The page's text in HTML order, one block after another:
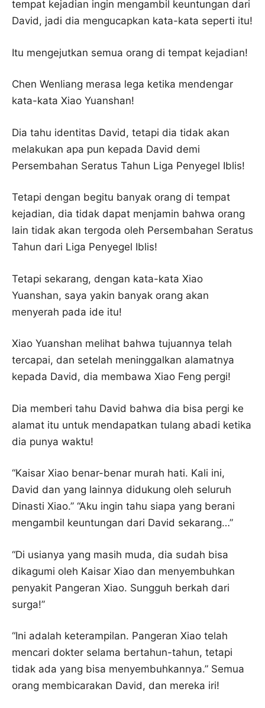
tempat kejadian ingin mengambil keuntungan dari
David, jadi dia mengucapkan kata-kata seperti itu!
Itu mengejutkan semua orang di tempat kejadian!
Chen Wenliang merasa lega ketika mendengar
kata-kata Xiao Yuanshan!
Dia tahu identitas David, tetapi dia tidak akan
melakukan apa pun kepada David demi
Persembahan Seratus Tahun Liga Penyegel Iblis!
Tetapi dengan begitu banyak orang di tempat
kejadian, dia tidak dapat menjamin bahwa orang
lain tidak akan tergoda oleh Persembahan Seratus
Tahun dari Liga Penyegel Iblis!
Tetapi sekarang, dengan kata-kata Xiao
Yuanshan, saya yakin banyak orang akan
menyerah pada ide itu!
Xiao Yuanshan melihat bahwa tujuannya telah
tercapai, dan setelah meninggalkan alamatnya
kepada David, dia membawa Xiao Feng pergi!
Dia memberi tahu David bahwa dia bisa pergi ke
alamat itu untuk mendapatkan tulang abadi ketika
dia punya waktu!
“Kaisar Xiao benar-benar murah hati. Kali ini,
David dan yang lainnya didukung oleh seluruh
Dinasti Xiao.” “Aku ingin tahu siapa yang berani
mengambil keuntungan dari David sekarang…”
“Di usianya yang masih muda, dia sudah bisa
dikagumi oleh Kaisar Xiao dan menyembuhkan
penyakit Pangeran Xiao. Sungguh berkah dari
surga!”
“Ini adalah keterampilan. Pangeran Xiao telah
mencari dokter selama bertahun-tahun, tetapi
tidak ada yang bisa menyembuhkannya.” Semua
orang membicarakan David, dan mereka iri!